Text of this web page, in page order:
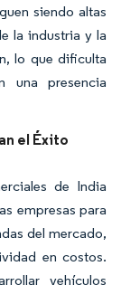
siendo altas
la industria y la
lo que dificulta
una presencia
el Éxito
de India
empresas para
del mercado,
en costos.
vehículos